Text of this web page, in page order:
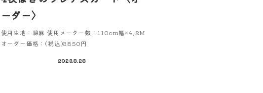
ーダー〉
使用生地：綿麻 使用メーター数：110cm幅×4.2M
オーダー価格：(税込)3850円
2023.8.28